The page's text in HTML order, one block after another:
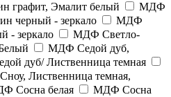
графит, Эмалит белый
МДФ
черный - зеркало
МДФ
- зеркало
МДФ Светло-
МДФ Седой дуб,
дуб/ Лиственница темная
Лиственница темная,
Сосна белая
МДФ Сосна